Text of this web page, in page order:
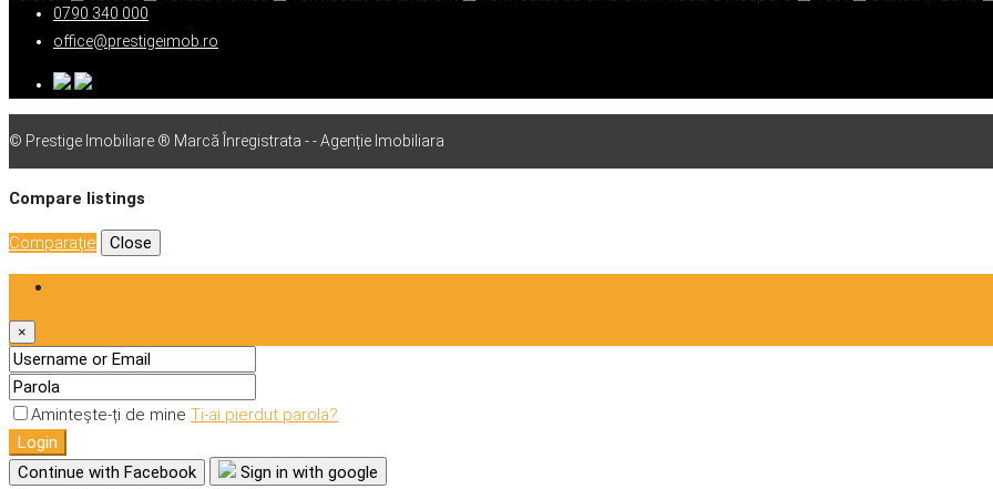
0790 340 000
office@prestigeimob.ro
© Prestige Imobiliare ® Marcă Înregistrata - - Agenție Imobiliara
Compare listings
Comparaţie Close
×
Amintește-ți de mine Ti-ai pierdut parola?
Login
Continue with Facebook
Sign in with google